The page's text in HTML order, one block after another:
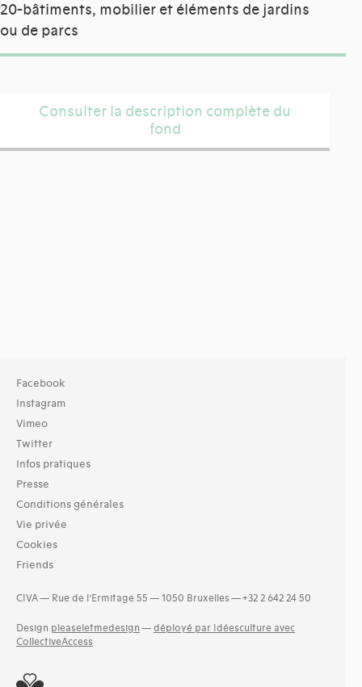
20-bâtiments, mobilier et éléments de jardins
ou de parcs
Consulter la description complète du
fond
Facebook
Instagram
Vimeo
Twitter
Infos pratiques
Presse
Conditions générales
Vie privée
Cookies
Friends
CIVA — Rue de l’Ermitage 55 — 1050 Bruxelles — +32 2 642 24 50
Design pleaseletmedesign — déployé par Idéesculture avec
CollectiveAccess